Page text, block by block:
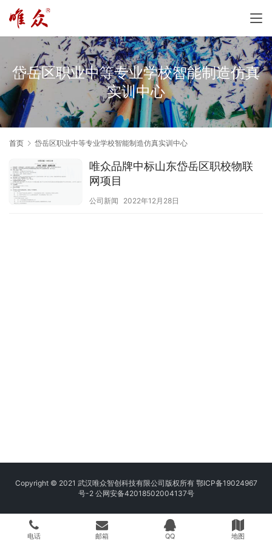
岱岳区职业中等专业学校智能制造仿真
实训中心
首页 岱岳区职业中等专业学校智能制造仿真实训中心
唯众品牌中标山东岱岳区职校物联
网项目
公司新闻 2022年12月28日
Copyright © 2021 武汉唯众智创科技有限公司版权所有 鄂ICP备19024967
号-2 公网安备42018502004137号
电话 邮箱 QQ 地图